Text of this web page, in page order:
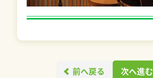
前へ戻る 次へ進む